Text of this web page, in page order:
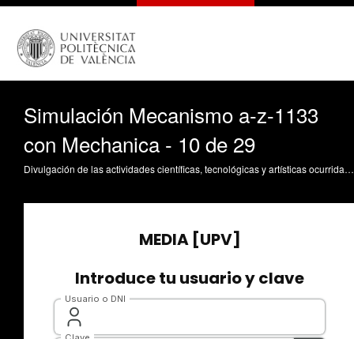
Simulación Mecanismo a-z-1133
con Mechanica - 10 de 29
Divulgación de las actividades científicas, tecnológicas y artísticas ocurridas en los tres campus de la UPV